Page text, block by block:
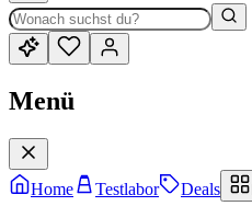
Menü
Home Testlabor Deals